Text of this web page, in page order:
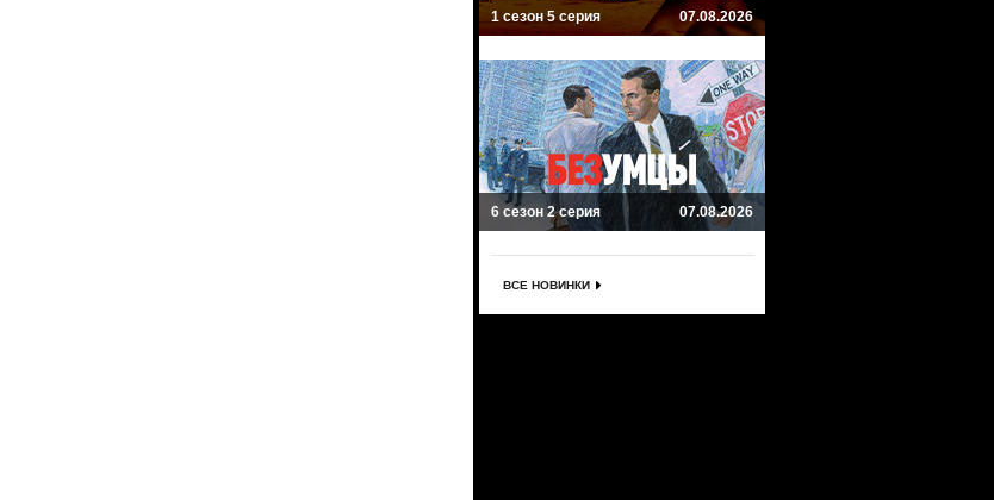
1 сезон 5 серия 07.08.2026
6 сезон 2 серия 07.08.2026
ВСЕ НОВИНКИ